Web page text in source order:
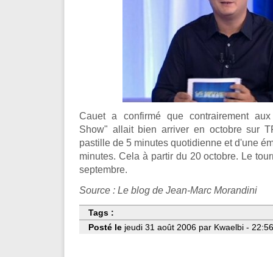
Cauet a confirmé que contrairement
Show" allait bien arriver en octobre sur
pastille de 5 minutes quotidienne et d'une
minutes. Cela à partir du 20 octobre. Le
septembre.
Source : Le blog de Jean-Marc Morandini
Tags :
Posté le jeudi 31 août 2006 par Kwaelbi -